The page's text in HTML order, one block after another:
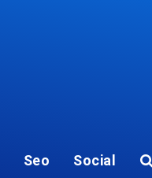
Seo Social